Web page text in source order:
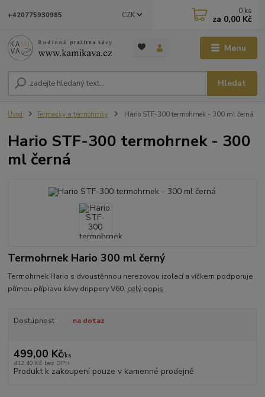
Menu
CZK
Hledat
+420775930985 0 ks
za 0,00 Kč
Úvod Termosky a termohrnky Hario STF-300 termohrnek - 300 ml černá
Hario STF-300 termohrnek - 300
ml černá
Termohrnek Hario 300 ml černý
Termohrnek Hario s dvoustěnnou nerezovou izolací a víčkem podporuje
přímou přípravu kávy drippery V60. celý popis
Dostupnost na dotaz
499,00 Kč/ks
412,40 Kč bez DPH
Produkt k zakoupení pouze v kamenné prodejně